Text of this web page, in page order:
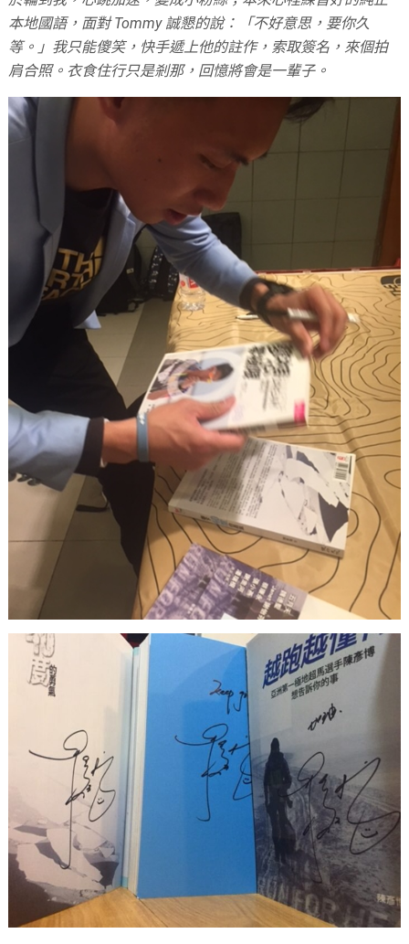
本地國語，面對 Tommy 誠懇的說：「不好意思，要你久
等。」我只能傻笑，快手遞上他的註作，索取簽名，來個拍
肩合照。衣食住行只是剎那，回憶將會是一輩子。